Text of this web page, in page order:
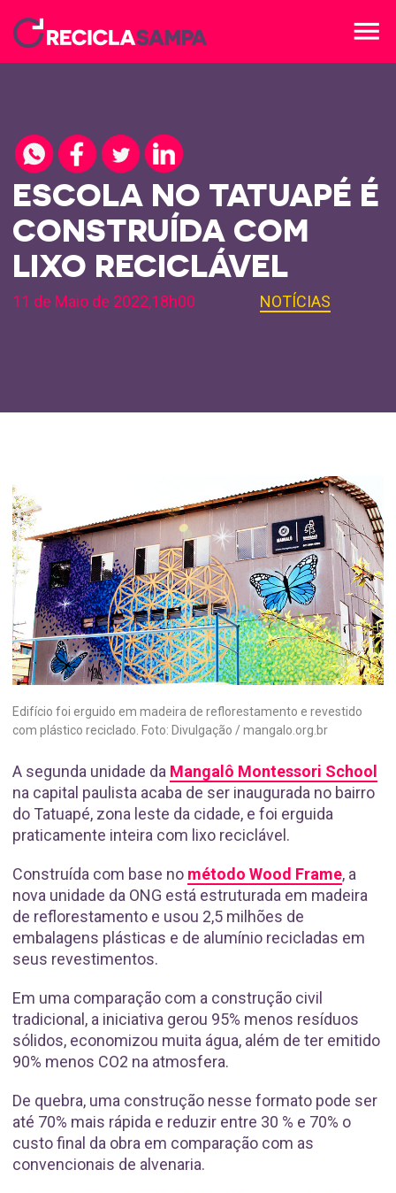
menu
ESCOLA NO TATUAPÉ É
CONSTRUÍDA COM
LIXO RECICLÁVEL
11 de Maio de 2022,18h00 NOTÍCIAS
Edifício foi erguido em madeira de reflorestamento e revestido
com plástico reciclado. Foto: Divulgação / mangalo.org.br
A segunda unidade da Mangalô Montessori School
na capital paulista acaba de ser inaugurada no bairro
do Tatuapé, zona leste da cidade, e foi erguida
praticamente inteira com lixo reciclável.
Construída com base no método Wood Frame, a
nova unidade da ONG está estruturada em madeira
de reflorestamento e usou 2,5 milhões de
embalagens plásticas e de alumínio recicladas em
seus revestimentos.
Em uma comparação com a construção civil
tradicional, a iniciativa gerou 95% menos resíduos
sólidos, economizou muita água, além de ter emitido
90% menos CO2 na atmosfera.
De quebra, uma construção nesse formato pode ser
até 70% mais rápida e reduzir entre 30 % e 70% o
custo final da obra em comparação com as
convencionais de alvenaria.